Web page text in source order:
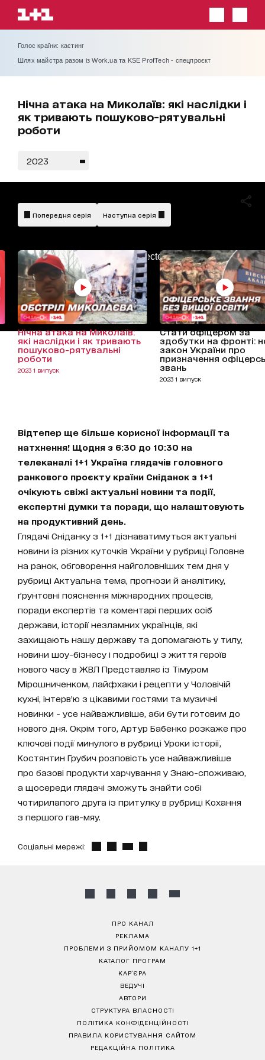
Голос країни: кастинг
Шлях майстра разом із Work.ua та KSE ProfTech - спецпроєкт
Нічна атака на Миколаїв: які наслідки і
як тривають пошуково-рятувальні
роботи
2023
AdBlockDetected!
Попередня серія Наступна серія
Нічна атака на Миколаїв:
які наслідки і як тривають
пошуково-рятувальні
роботи
2023 1 випуск
Стати офіцером за
здобутки на фронті:
закон України про
призначення
звань
2023 1 випуск
Відтепер ще більше корисної інформації та
натхнення! Щодня з 6:30 до 10:30 на
телеканалі 1+1 Україна глядачів головного
ранкового проєкту країни Сніданок з 1+1
очікують свіжі актуальні новини та події,
експертні думки та поради, що налаштовують
на продуктивний день.
Глядачі Сніданку з 1+1 дізнаватимуться актуальні
новини із різних куточків України у рубриці Головне
на ранок, обговорення найголовніших тем дня у
рубриці Актуальна тема, прогнози й аналітику,
ґрунтовні пояснення міжнародних процесів,
поради експертів та коментарі перших осіб
держави, історії незламних українців, які
захищають нашу державу та допомагають у тилу,
новини шоу-бізнесу і подробиці з життя героїв
нового часу в ЖВЛ Представляє із Тімуром
Мірошниченком, лайфхаки і рецепти у Чоловічій
кухні, інтерв’ю з цікавими гостями та музичні
новинки - усе найважливіше, аби бути готовим до
нового дня. Окрім того, Артур Бабенко розкаже про
ключові події минулого в рубриці Уроки історії,
Костянтин Грубич розповість усе найважливіше
про базові продукти харчування у Знаю-споживаю,
а щосереди глядачі зможуть знайти собі
чотирилапого друга із притулку в рубриці Кохання
з першого гав-мяу.
Соціальні мережі:
ПРО КАНАЛ
РЕКЛАМА
ПРОБЛЕМИ З ПРИЙОМОМ КАНАЛУ 1+1
КАТАЛОГ ПРОГРАМ
КАР’ЄРА
ВЕДУЧІ
АВТОРИ
СТРУКТУРА ВЛАСНОСТІ
ПОЛІТИКА КОНФІДЕНЦІЙНОСТІ
ПРАВИЛА КОРИСТУВАННЯ САЙТОМ
РЕДАКЦІЙНА ПОЛІТИКА